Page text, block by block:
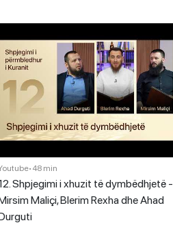
• 48 min
Shpjegimi i xhuzit të dymbëdhjetë -
Maliçi, Blerim Rexha dhe Ahad